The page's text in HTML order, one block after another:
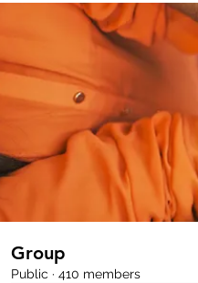
Group
Public · 410 members